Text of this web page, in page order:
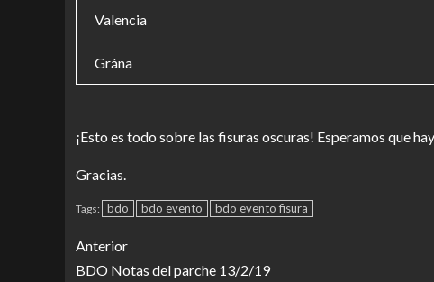
Valencia
Grána
¡Esto es todo sobre las fisuras oscuras! Esperamos que
Gracias.
Tags: bdo bdo evento bdo evento fisura
Anterior
BDO Notas del parche 13/2/19